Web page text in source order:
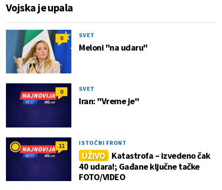
Vojska je upala
0 SVET
Meloni "na udaru"
0 SVET
Iran: "Vreme je"
11 ISTOČNI FRONT
UŽIVO Katastrofa – izvedeno čak
40 udara!; Gađane ključne tačke
FOTO/VIDEO